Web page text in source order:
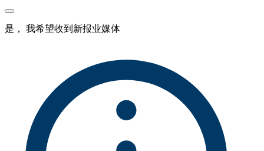
是， 我希望收到新报业媒体